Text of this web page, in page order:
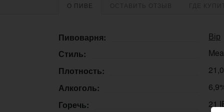
О ПИВЕ
Пивоварня:
Вір
Стиль:
Плотность:
Алкоголь:
Горечь:
21